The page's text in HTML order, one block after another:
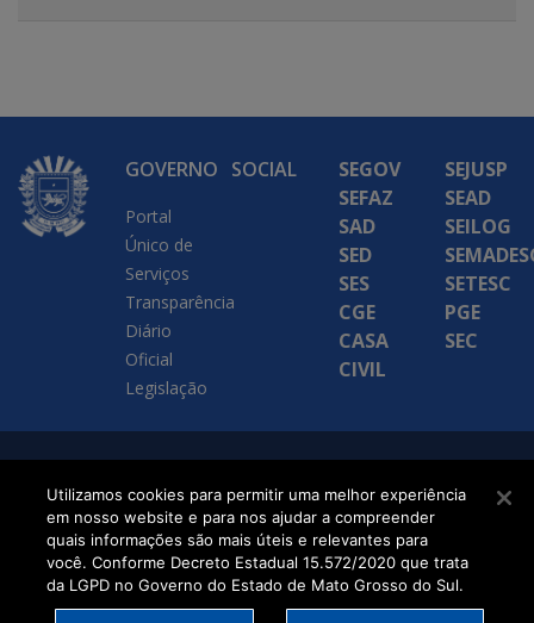
GOVERNO
Portal
Único de
Serviços
Transparência
Diário
Oficial
Legislação
SOCIAL
SEGOV
SEFAZ
SAD
SED
SES
CGE
CASA
CIVIL
SEJUSP
SEAD
SEILOG
SETESC
PGE
SEC
Executiva de
Transformação Digital
Utilizamos cookies para permitir uma melhor experiência
em nosso website e para nos ajudar a compreender
quais informações são mais úteis e relevantes para
você. Conforme Decreto Estadual 15.572/2020 que trata
da LGPD no Governo do Estado de Mato Grosso do Sul.